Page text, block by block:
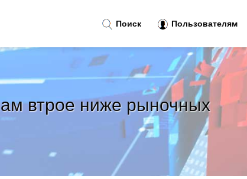
втрое ниже рыночных
Поиск Пользователям